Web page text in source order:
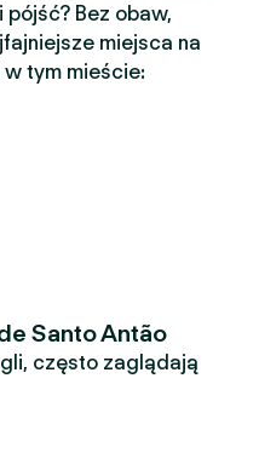
Bez obaw,
miejsca na
tym mieście:
Santo Antão
często zaglądają